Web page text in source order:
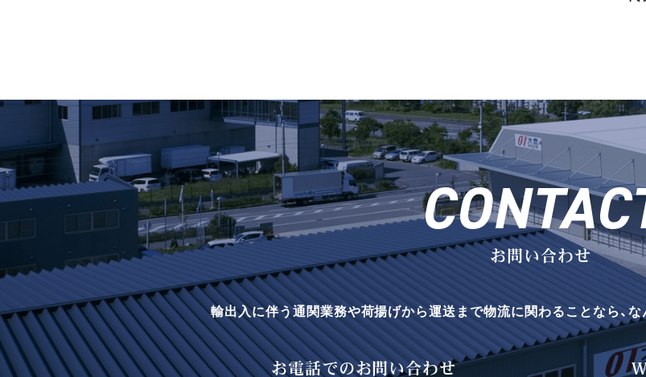
お問い合わせ
輸出入に伴う通関業務や荷揚げから運送まで物流に関わることなら、
お電話でのお問い合わせ